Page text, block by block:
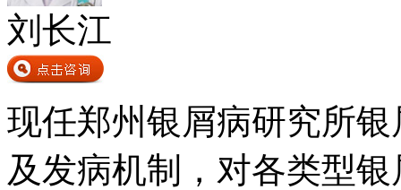
刘长江
现任郑州银屑病研究所
及发病机制，对各类型